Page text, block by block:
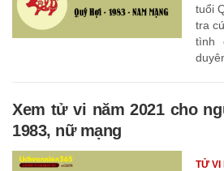
tuổi
tra
tình
Xem tử vi năm 2021 cho
1983, nữ mạng
TỬ VI